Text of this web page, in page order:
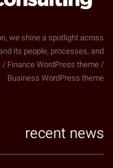
we shine a spotlight across
its people, processes, and
Finance WordPress theme /
Business WordPress theme
recent news